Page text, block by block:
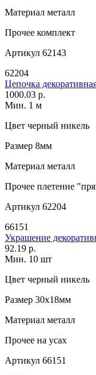
Материал металл
Прочее комплект
Артикул 62143
62204
Цепочка
1000.03 р.
Мин. 1 м
Цвет черный никель
Размер 8мм
Материал металл
Прочее плетение
Артикул 62204
66151
Украшение
92.19 р.
Мин. 10 шт
Цвет черный никель
Размер 30х18мм
Материал металл
Прочее на усах
Артикул 66151